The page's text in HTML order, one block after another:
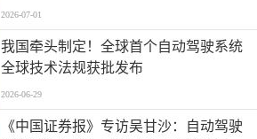
钟
2026-07-01
我国牵头制定！全球首个自动驾驶系统
全球技术法规获批发布
2026-06-29
《中国证券报》专访吴甘沙：自动驾驶